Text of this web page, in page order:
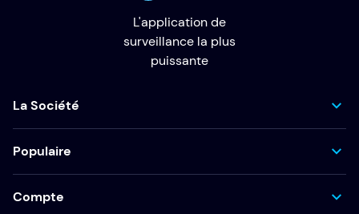
L'application de
surveillance la plus
puissante
La Société
Populaire
Compte